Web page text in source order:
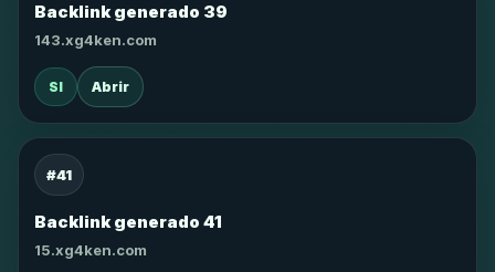
Backlink generado 39
143.xg4ken.com
SI Abrir
#41
Backlink generado 41
15.xg4ken.com